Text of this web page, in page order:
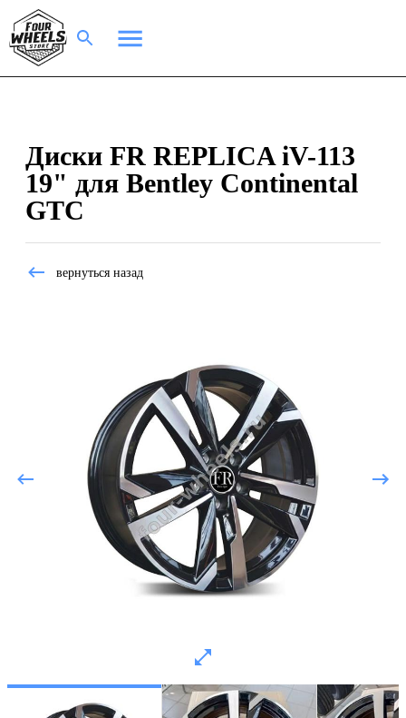
Диски FR REPLICA iV-113
19" для Bentley Continental
GTC
вернуться назад